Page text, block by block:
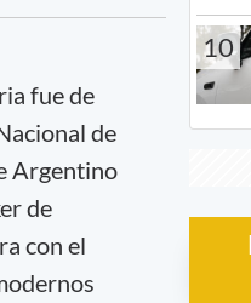
fue de
de
Argentino
de
con el
10